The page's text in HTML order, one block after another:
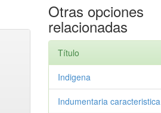
Otras opciones
relacionadas
Título
Indigena
Indumentaria caracteristica